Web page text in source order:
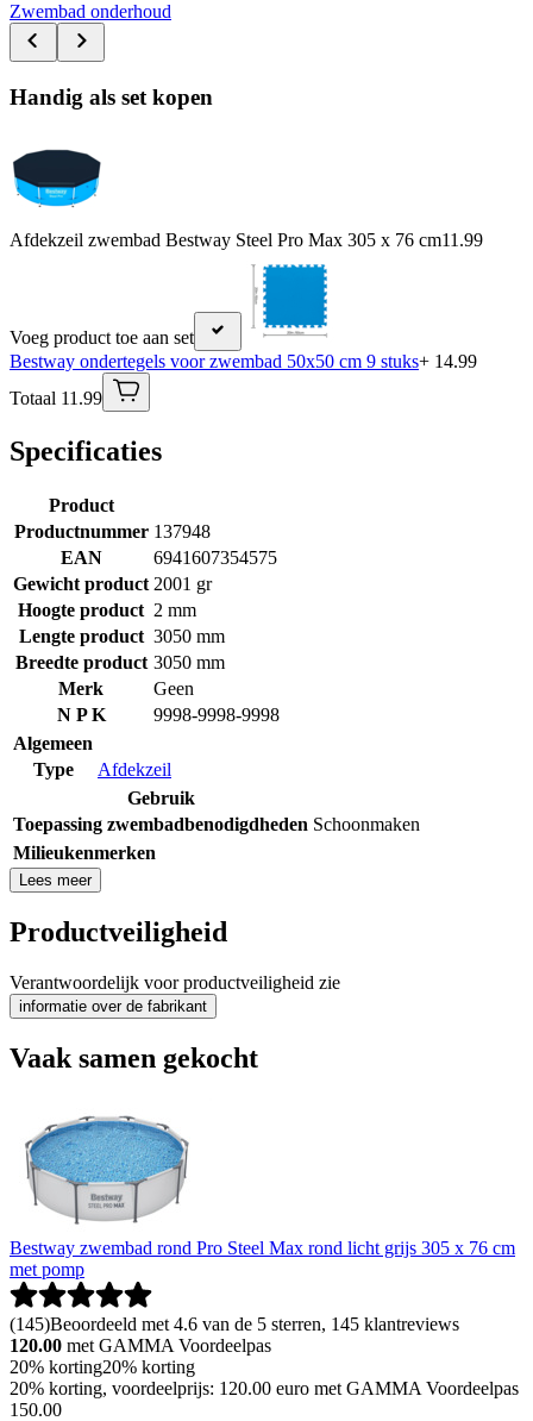
Zwembad onderhoud
Handig als set kopen
Afdekzeil zwembad Bestway Steel Pro Max 305 x 76 cm11.99
Voeg product toe aan set
Bestway ondertegels voor zwembad 50x50 cm 9 stuks+ 14.99
Totaal 11.99
Specificaties
Product
Productnummer 137948
EAN
6941607354575
Gewicht product 2001 gr
Hoogte product 2 mm
Lengte product 3050 mm
Breedte product 3050 mm
Merk
Geen
N P K
9998-9998-9998
Algemeen
Type
Afdekzeil
Gebruik
Toepassing zwembadbenodigdheden Schoonmaken
Milieukenmerken
Lees meer
Productveiligheid
Verantwoordelijk voor productveiligheid zie
informatie over de fabrikant
Vaak samen gekocht
Bestway zwembad rond Pro Steel Max rond licht grijs 305 x 76 cm
met pomp
(145)Beoordeeld met 4.6 van de 5 sterren, 145 klantreviews
120.00 met GAMMA Voordeelpas
20% korting20% korting
20% korting, voordeelprijs: 120.00 euro met GAMMA Voordeelpas
150.00